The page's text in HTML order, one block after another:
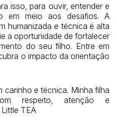
isso, para ouvir, entender e
em meio aos desafios. A
humanizada e técnica é alta
a oportunidade de fortalecer
do seu filho. Entre em
o impacto da orientação
carinho e técnica. Minha filha
respeito, atenção e
TEA